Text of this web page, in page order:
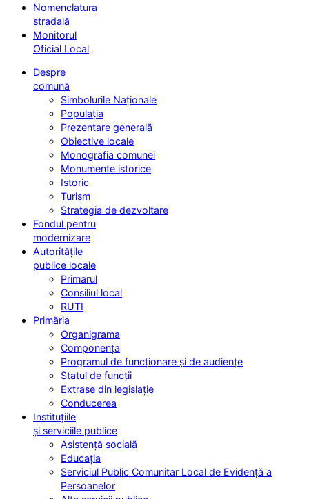
Nomenclatura
stradală
Monitorul
Oficial Local
Despre
comună
Simbolurile Naționale
Populația
Prezentare generală
Obiective locale
Monografia comunei
Monumente istorice
Istoric
Turism
Strategia de dezvoltare
Fondul pentru
modernizare
Autoritățile
publice locale
Primarul
Consiliul local
RUTI
Primăria
Organigrama
Componența
Programul de funcționare și de audiențe
Statul de funcții
Extrase din legislație
Conducerea
Instituțiile
și serviciile publice
Asistență socială
Educația
Serviciul Public Comunitar Local de Evidență a
Persoanelor